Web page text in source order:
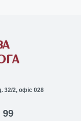
32/2, офіс 028
99